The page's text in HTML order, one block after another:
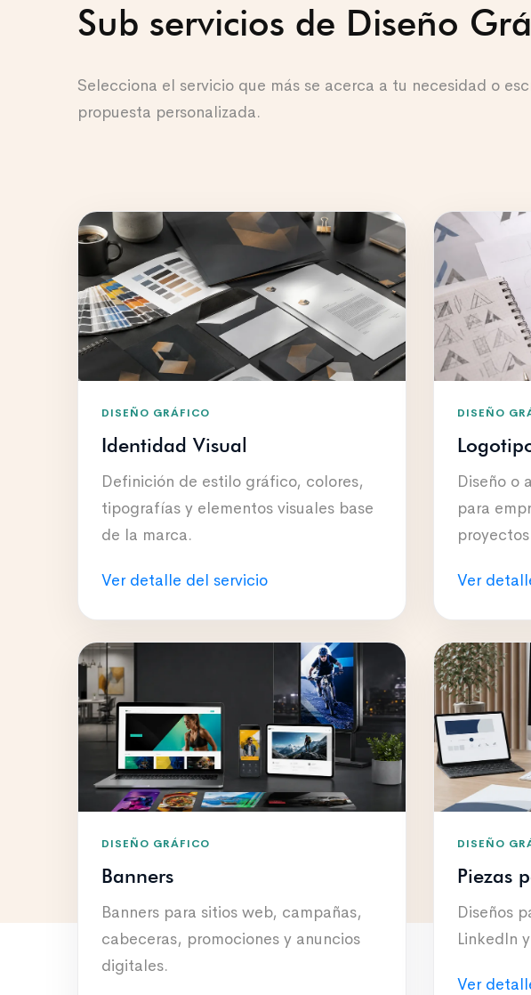
Sub servicios de Diseño
Selecciona el servicio que más se acerca a tu necesidad o
propuesta personalizada.
DISEÑO GRÁFICO
Identidad Visual
Definición de estilo gráfico, colores,
tipografías y elementos visuales base
de la marca.
Ver detalle del servicio
DISEÑO
Diseño o
para
Ver
DISEÑO GRÁFICO
Banners
Banners para sitios web, campañas,
cabeceras, promociones y anuncios
digitales.
DISEÑO
Piezas
Diseños
LinkedIn
Ver